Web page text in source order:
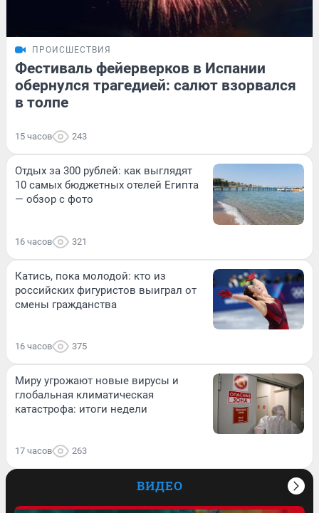
ПРОИСШЕСТВИЯ
Фестиваль фейерверков в Испании
обернулся трагедией: салют взорвался
в толпе
15 часов 243
Отдых за 300 рублей: как выглядят
10 самых бюджетных отелей Египта
— обзор с фото
16 часов 321
Катись, пока молодой: кто из
российских фигуристов выиграл от
смены гражданства
16 часов 375
Миру угрожают новые вирусы и
глобальная климатическая
катастрофа: итоги недели
17 часов 263
ВИДЕО